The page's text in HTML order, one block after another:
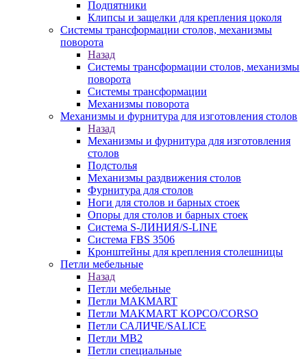
Подпятники
Клипсы и защелки для крепления цоколя
Системы трансформации столов, механизмы
поворота
Назад
Системы трансформации столов, механизмы
поворота
Системы трансформации
Механизмы поворота
Механизмы и фурнитура для изготовления столов
Назад
Механизмы и фурнитура для изготовления
столов
Подстолья
Механизмы раздвижения столов
Фурнитура для столов
Ноги для столов и барных стоек
Опоры для столов и барных стоек
Система S-ЛИНИЯ/S-LINE
Система FBS 3506
Кронштейны для крепления столешницы
Петли мебельные
Назад
Петли мебельные
Петли MAKMART
Петли MAKMART КОРСО/CORSO
Петли САЛИЧЕ/SALICE
Петли MB2
Петли специальные